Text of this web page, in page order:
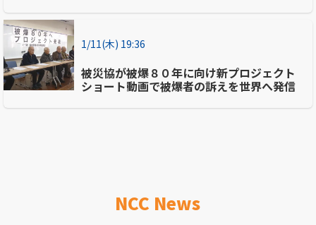
1/11(木) 19:36
被災協が被爆８０年に向け新プロジェクト
ショート動画で被爆者の訴えを世界へ発信
NCC News